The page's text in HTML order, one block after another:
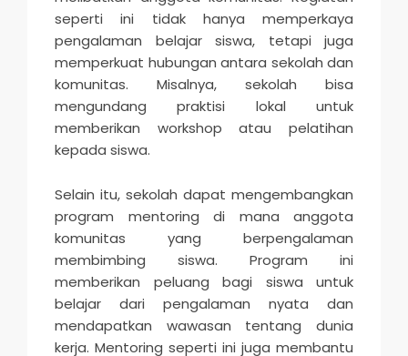
seperti ini tidak hanya memperkaya
pengalaman belajar siswa, tetapi juga
memperkuat hubungan antara sekolah dan
komunitas. Misalnya, sekolah bisa
mengundang praktisi lokal untuk
memberikan workshop atau pelatihan
kepada siswa.
Selain itu, sekolah dapat mengembangkan
program mentoring di mana anggota
komunitas yang berpengalaman
membimbing siswa. Program ini
memberikan peluang bagi siswa untuk
belajar dari pengalaman nyata dan
mendapatkan wawasan tentang dunia
kerja. Mentoring seperti ini juga membantu